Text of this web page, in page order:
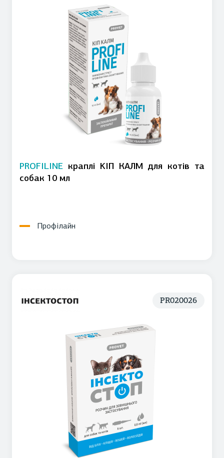
PROFILINE краплі KІП КАЛМ для котів та
собак 10 мл
Профілайн
PR020026